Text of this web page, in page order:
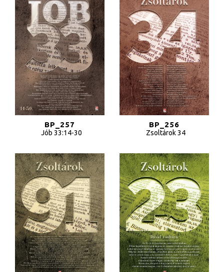
Ajándékutalvány
Hitvallásunk
Adatvédelmi tájékoztató
ÁSZF
BP_257
Jób 33:14-30
BP_256
Zsoltárok 34